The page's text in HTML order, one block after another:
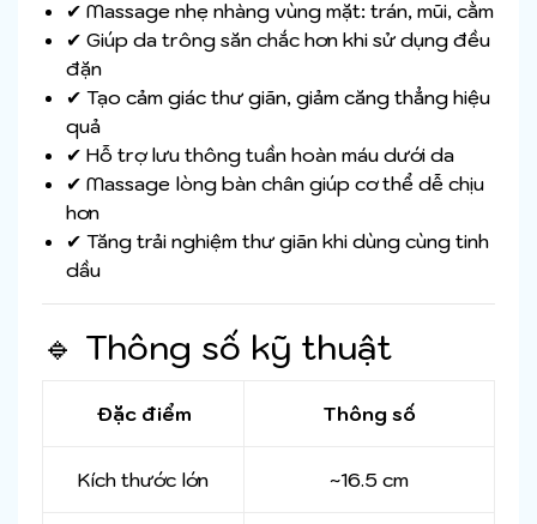
✔ Massage nhẹ nhàng vùng mặt: trán, mũi, cằm
✔ Giúp da trông săn chắc hơn khi sử dụng đều
đặn
✔ Tạo cảm giác thư giãn, giảm căng thẳng hiệu
quả
✔ Hỗ trợ lưu thông tuần hoàn máu dưới da
✔ Massage lòng bàn chân giúp cơ thể dễ chịu
hơn
✔ Tăng trải nghiệm thư giãn khi dùng cùng tinh
dầu
🔹 Thông số kỹ thuật
Đặc điểm Thông số
Kích thước lớn ~16.5 cm